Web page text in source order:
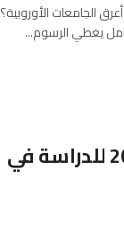
الجامعات الأوروبية؟
يغطي الرسوم...
منحة جامعة ميلانو 2026 للدراسة في